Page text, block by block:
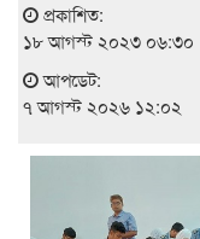
প্রকাশিত:
১৮ আগস্ট ২০২৩ ০৬:৩০
আপডেট:
৭ আগস্ট ২০২৬ ১২:০২